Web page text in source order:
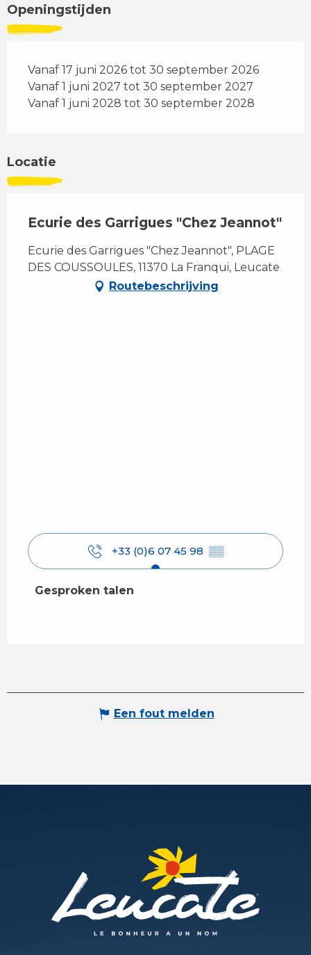
Openingstijden
Vanaf 17 juni 2026 tot 30 september 2026
Vanaf 1 juni 2027 tot 30 september 2027
Vanaf 1 juni 2028 tot 30 september 2028
Locatie
Ecurie des Garrigues "Chez Jeannot"
Ecurie des Garrigues "Chez Jeannot", PLAGE
DES COUSSOULES, 11370 La Franqui, Leucate
Routebeschrijving
+33 (0)6 07 45 98 ▒▒
Gesproken talen
Gesproken talen
Een fout melden